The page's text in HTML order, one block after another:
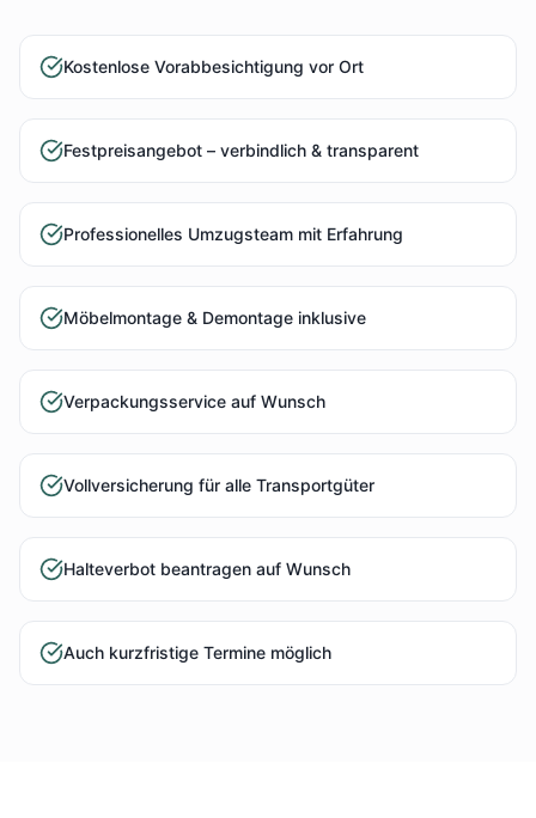
Kostenlose Vorabbesichtigung vor Ort
Festpreisangebot – verbindlich & transparent
Professionelles Umzugsteam mit Erfahrung
Möbelmontage & Demontage inklusive
Verpackungsservice auf Wunsch
Vollversicherung für alle Transportgüter
Halteverbot beantragen auf Wunsch
Auch kurzfristige Termine möglich